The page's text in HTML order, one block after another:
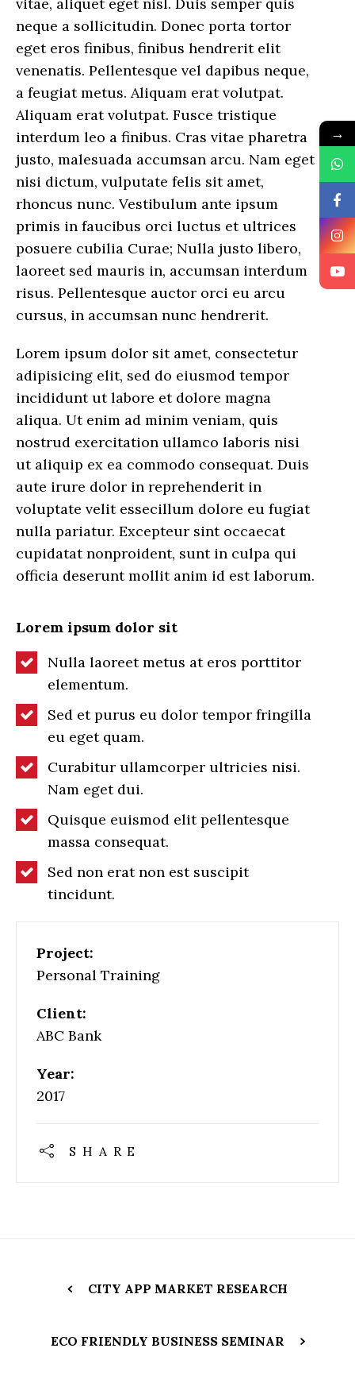
neque a sollicitudin. Donec porta tortor
eget eros finibus, finibus hendrerit elit
venenatis. Pellentesque vel dapibus neque,
a feugiat metus. Aliquam erat volutpat.
Aliquam erat volutpat. Fusce tristique
interdum leo a finibus. Cras vitae pharetra
justo, malesuada accumsan arcu. Nam eget
nisi dictum, vulputate felis sit amet,
rhoncus nunc. Vestibulum ante ipsum
primis in faucibus orci luctus et ultrices
posuere cubilia Curae; Nulla justo libero,
laoreet sed mauris in, accumsan interdum
risus. Pellentesque auctor orci eu arcu
cursus, in accumsan nunc hendrerit.
Lorem ipsum dolor sit amet, consectetur
adipisicing elit, sed do eiusmod tempor
incididunt ut labore et dolore magna
aliqua. Ut enim ad minim veniam, quis
nostrud exercitation ullamco laboris nisi
ut aliquip ex ea commodo consequat. Duis
aute irure dolor in reprehenderit in
voluptate velit essecillum dolore eu fugiat
nulla pariatur. Excepteur sint occaecat
cupidatat nonproident, sunt in culpa qui
officia deserunt mollit anim id est laborum.
Lorem ipsum dolor sit
Nulla laoreet metus at eros porttitor
elementum.
Sed et purus eu dolor tempor fringilla
eu eget quam.
Curabitur ullamcorper ultricies nisi.
Nam eget dui.
Quisque euismod elit pellentesque
massa consequat.
Sed non erat non est suscipit
tincidunt.
Project:
Personal Training
Client:
ABC Bank
Year:
2017
SHARE
CITY APP MARKET RESEARCH
ECO FRIENDLY BUSINESS SEMINAR
→